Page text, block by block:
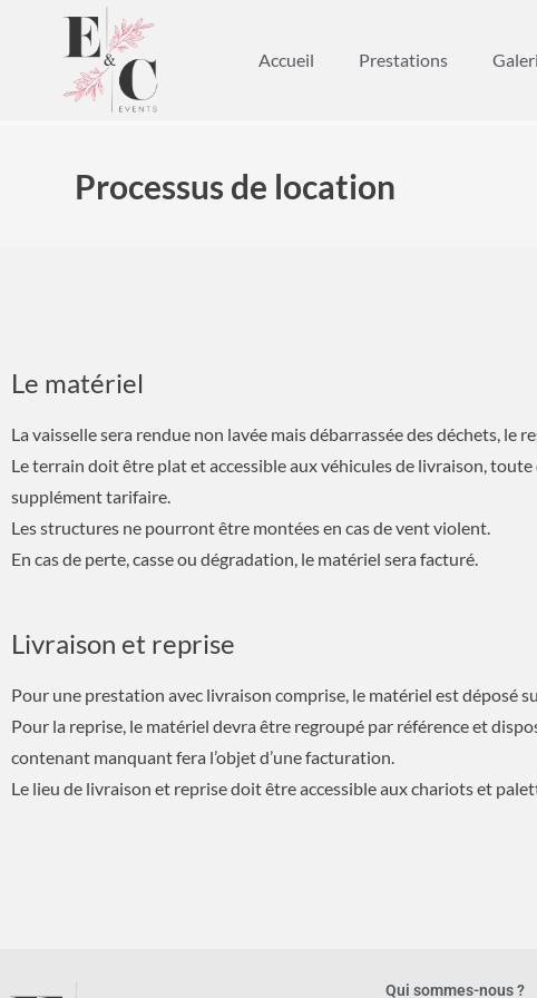
Accueil Prestations
Processus de location
Le matériel
La vaisselle sera rendue non lavée mais débarrassée des déchets, le
Le terrain doit être plat et accessible aux véhicules de livraison,
supplément tarifaire.
Les structures ne pourront être montées en cas de vent violent.
En cas de perte, casse ou dégradation, le matériel sera facturé.
Livraison et reprise
Pour une prestation avec livraison comprise, le matériel est déposé
Pour la reprise, le matériel devra être regroupé par référence et
contenant manquant fera l’objet d’une facturation.
Le lieu de livraison et reprise doit être accessible aux chariots et
Qui sommes-nous ?